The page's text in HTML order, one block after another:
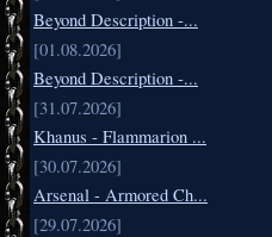
Beyond Description -...
[01.08.2026]
Beyond Description -...
[31.07.2026]
Khanus - Flammarion ...
[30.07.2026]
Arsenal - Armored Ch...
[29.07.2026]